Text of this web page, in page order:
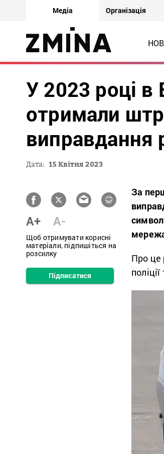
Медіа Організація
У 2023 році в
отримали
виправдання
Дата: 15 Квітня 2023
A+ A-
Щоб отримувати корисні
матеріали, підпишіться на
розсилку
Підписатися
За
Про це